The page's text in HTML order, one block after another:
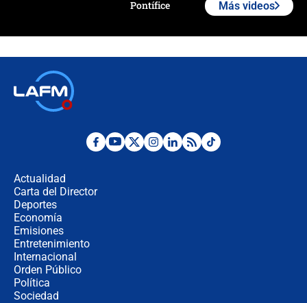
Pontífice
¿La posesión de Abelardo De la
Más videos
Actualidad
Carta del Director
Deportes
Economía
Emisiones
Entretenimiento
Internacional
Orden Público
Política
Sociedad